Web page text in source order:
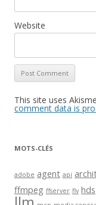
Website
This site uses
comment data is
MOTS-CLÉS
adobe agent api
ffmpeg ffserver flv hds